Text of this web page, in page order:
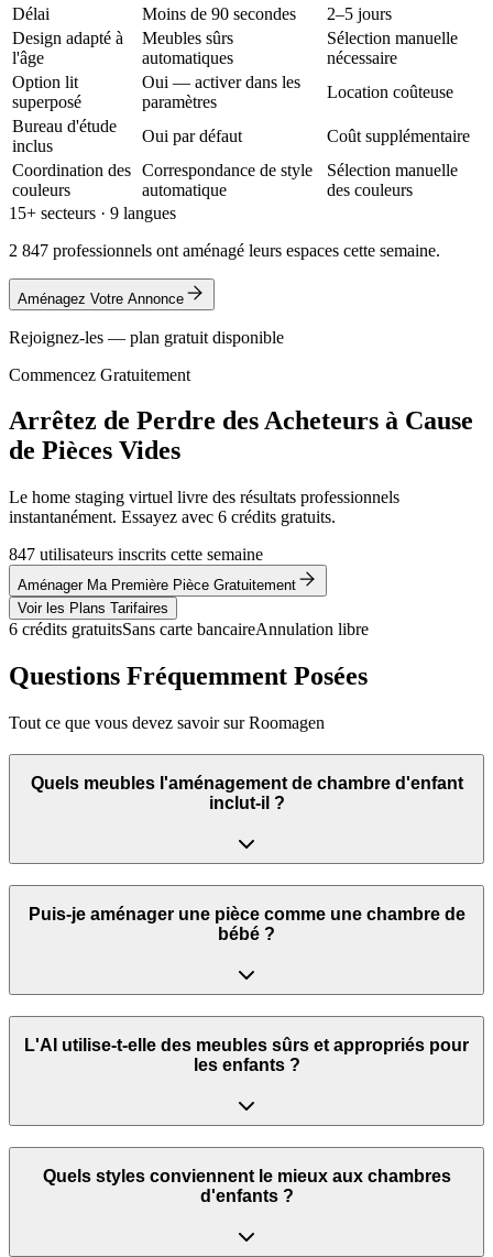
Délai
Moins de 90 secondes
2–5 jours
Design adapté à
l'âge
Meubles sûrs
automatiques
Sélection manuelle
nécessaire
Option lit
superposé
Oui — activer dans les
paramètres
Location coûteuse
Bureau d'étude
inclus
Oui par défaut
Coût supplémentaire
Coordination des
couleurs
Correspondance de style
automatique
Sélection manuelle
des couleurs
15+ secteurs · 9 langues
2 847 professionnels ont aménagé leurs espaces cette semaine.
Aménagez Votre Annonce
Rejoignez-les — plan gratuit disponible
Commencez Gratuitement
Arrêtez de Perdre des Acheteurs à Cause
de Pièces Vides
Le home staging virtuel livre des résultats professionnels
instantanément. Essayez avec 6 crédits gratuits.
847 utilisateurs inscrits cette semaine
Aménager Ma Première Pièce Gratuitement
Voir les Plans Tarifaires
6 crédits gratuitsSans carte bancaireAnnulation libre
Questions Fréquemment Posées
Tout ce que vous devez savoir sur Roomagen
Quels meubles l'aménagement de chambre d'enfant
inclut-il ?
Puis-je aménager une pièce comme une chambre de
bébé ?
L'AI utilise-t-elle des meubles sûrs et appropriés pour
les enfants ?
Quels styles conviennent le mieux aux chambres
d'enfants ?